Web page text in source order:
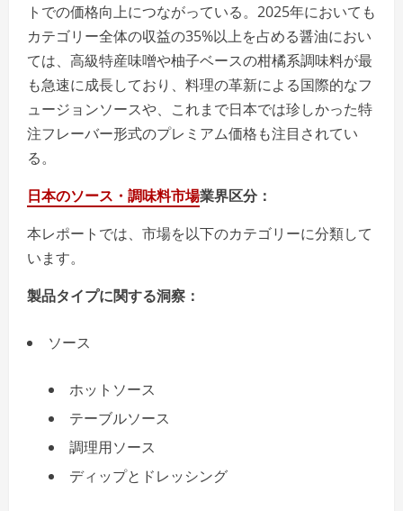
トでの価格向上につながっている。2025年においても
カテゴリー全体の収益の35%以上を占める醤油におい
ては、高級特産味噌や柚子ベースの柑橘系調味料が最
も急速に成長しており、料理の革新による国際的なフ
ュージョンソースや、これまで日本では珍しかった特
注フレーバー形式のプレミアム価格も注目されてい
る。
日本のソース・調味料市場業界区分：
本レポートでは、市場を以下のカテゴリーに分類して
います。
製品タイプに関する洞察：
ソース
ホットソース
テーブルソース
調理用ソース
ディップとドレッシング